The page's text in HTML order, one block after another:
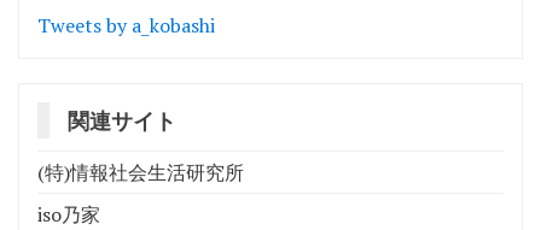
Tweets by a_kobashi
関連サイト
(特)情報社会生活研究所
iso乃家